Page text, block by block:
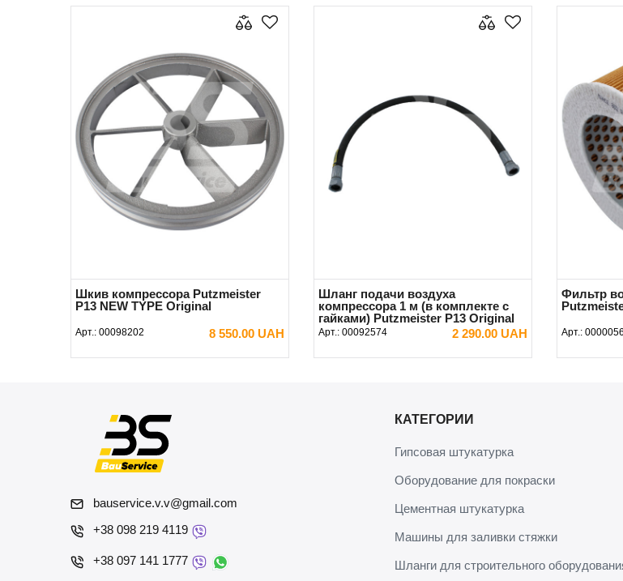
Шкив компрессора Putzmeister
P13 NEW TYPE Original
Арт.: 00098202 8 550.00 UAH
В КОРЗИНУ
Шланг подачи воздуха
компрессора 1 м (в комплекте с
гайками) Putzmeister P13 Original
Арт.: 00092574 2 290.00 UAH
В КОРЗИНУ
Фильтр
Арт.:
bauservice.v.v@gmail.com
+38 098 219 4119
+38 097 141 1777
КАТЕГОРИИ
Гипсовая штукатурка
Оборудование для покраски
Цементная штукатурка
Машины для заливки стяжки
Шланги для строительного